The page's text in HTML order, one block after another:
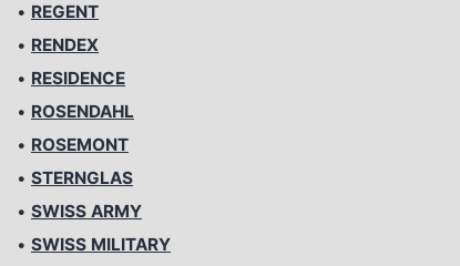
• REGENT
• RENDEX
• RESIDENCE
• ROSENDAHL
• ROSEMONT
• STERNGLAS
• SWISS ARMY
• SWISS MILITARY